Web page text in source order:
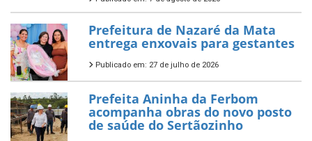
Prefeitura de Nazaré da Mata
entrega enxovais para gestantes
Publicado em: 27 de julho de 2026
Prefeita Aninha da Ferbom
acompanha obras do novo posto
de saúde do Sertãozinho